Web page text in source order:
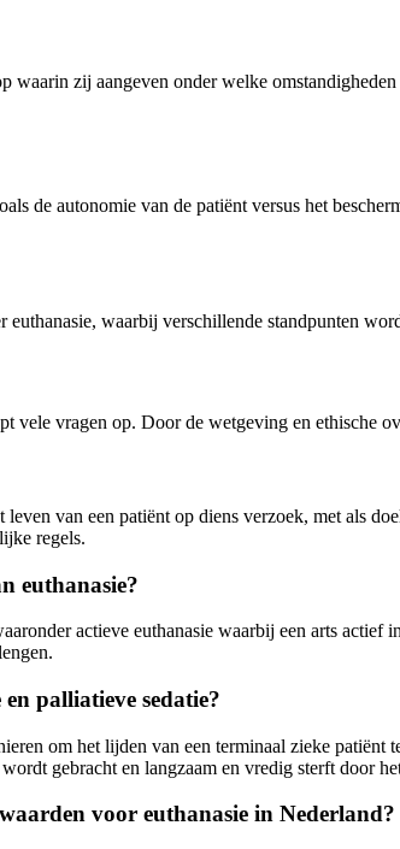
waarin zij aangeven onder welke
de autonomie van de patiënt versus het
waarbij verschillende standpunten
vele vragen op. Door de wetgeving en ethische
van een patiënt op diens verzoek, met als
regels.
euthanasie?
actieve euthanasie waarbij een arts
palliatieve sedatie?
om het lijden van een terminaal zieke
gebracht en langzaam en vredig sterft door
voor euthanasie in Nederland?